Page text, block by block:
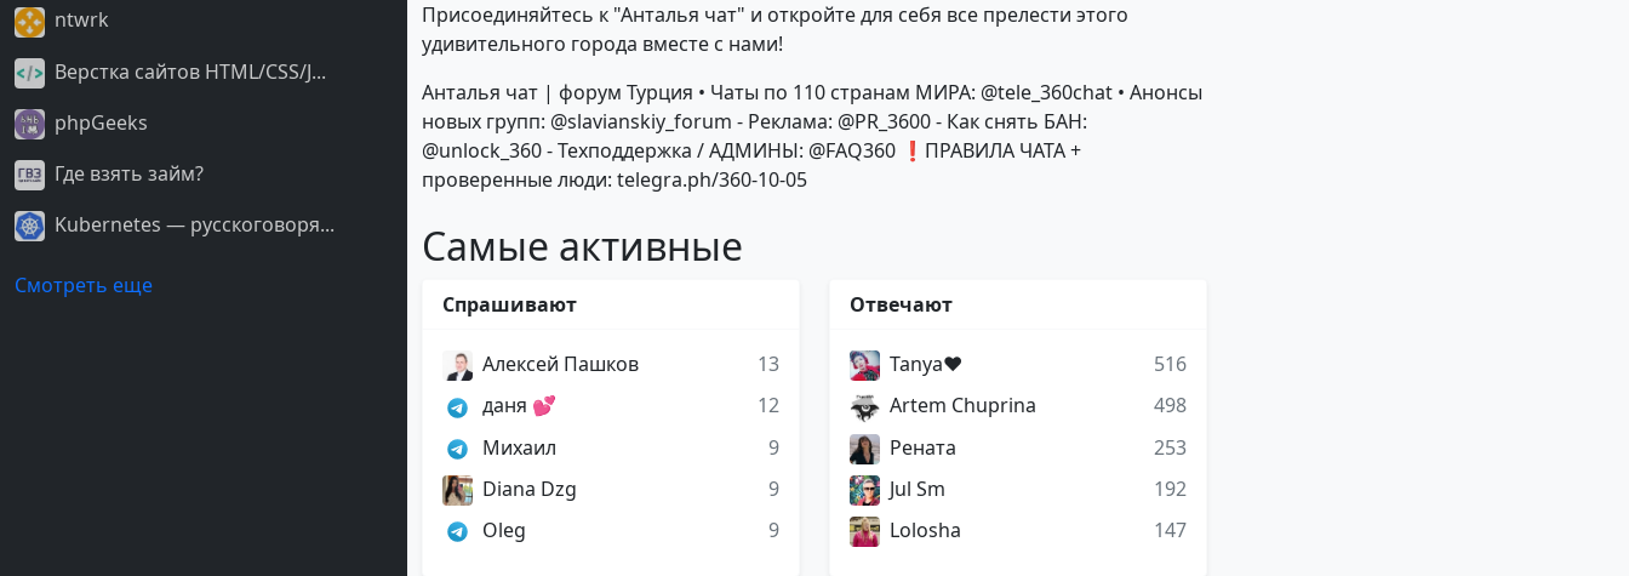
ntwrk
Верстка сайтов HTML/CSS/J...
phpGeeks
Где взять займ?
Kubernetes — русскоговоря...
Смотреть еще
Присоединяйтесь к "Анталья чат" и откройте для себя все прелести этого
удивительного города вместе с нами!
Анталья чат | форум Турция • Чаты по 110 странам МИРА: @tele_360chat • Анонсы
новых групп: @slavianskiy_forum - Реклама: @PR_3600 - Как снять БАН:
@unlock_360 - Техподдержка / АДМИНЫ: @FAQ360 ❗ПРАВИЛА ЧАТА +
проверенные люди: telegra.ph/360-10-05
Самые активные
Спрашивают
Алексей Пашков
13
даня 💕
12
Михаил
9
Diana Dzg
9
Oleg
9
Отвечают
Tanya❤
516
Artem Chuprina
498
Рената
253
Jul Sm
192
Lolosha
147